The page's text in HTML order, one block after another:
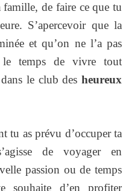
de faire ce que tu
S’apercevoir que la
et qu’on ne l’a pas
le temps de vivre tout
le club des heureux
tu as prévu d’occuper ta
de voyager en
passion ou de temps
souhaite d’en profiter